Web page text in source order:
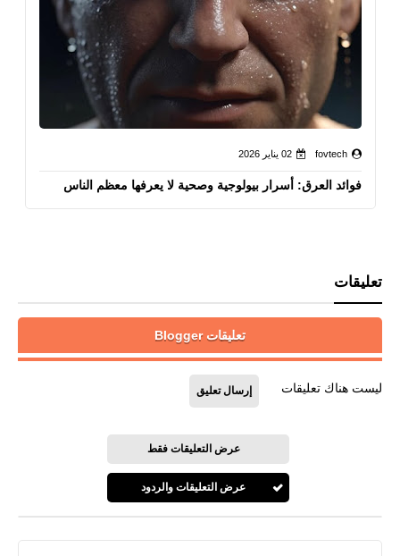
fovtech 02 يناير 2026
فوائد العرق: أسرار بيولوجية وصحية لا يعرفها معظم الناس
تعليقات
تعليقات Blogger
ليست هناك تعليقات إرسال تعليق
عرض التعليقات فقط
عرض التعليقات والردود